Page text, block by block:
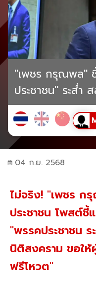
"เพชร กรุณพล"
ประชาชน" ระส่ำ
04 ก.ย. 2568
ไม่จริง! "เพชร
ประชาชน โพสต์ชี้
"พรรคประชาชน
นิติสงคราม ขอใ
ฟรีโหวต"